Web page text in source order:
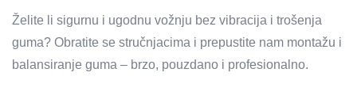
Želite li sigurnu i ugodnu vožnju bez vibracija i trošenja
guma? Obratite se stručnjacima i prepustite nam montažu i
balansiranje guma – brzo, pouzdano i profesionalno.